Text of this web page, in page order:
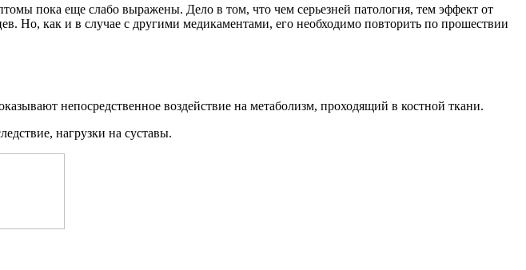
пока еще слабо выражены. Дело в том, что чем серьезней патология, тем эффект от
Но, как и в случае с другими медикаментами, его необходимо повторить по прошествии
непосредственное воздействие на метаболизм, проходящий в костной ткани.
нагрузки на суставы.